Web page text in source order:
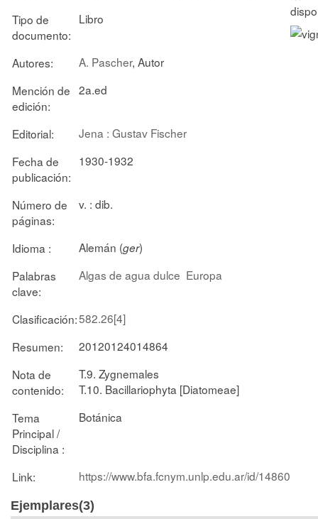
Tipo de
documento:
Libro
Autores: A. Pascher, Autor
Mención de
edición:
2a.ed
Editorial:
Jena : Gustav Fischer
Fecha de
publicación:
1930-1932
Número de
páginas:
v. : dib.
Idioma : Alemán (ger)
Palabras
clave:
Algas de agua dulce Europa
Clasificación:582.26[4]
Resumen:
20120124014864
Nota de
contenido:
T.9. Zygnemales
T.10. Bacillariophyta [Diatomeae]
Tema
Principal /
Disciplina :
Botánica
Link: https://www.bfa.fcnym.unlp.edu.ar/id/14860
Ejemplares(3)